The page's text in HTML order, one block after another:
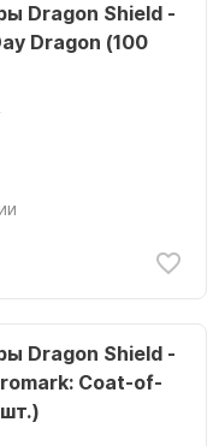
Dragon Shield -
Dragon (100
Dragon Shield -
Coat-of-